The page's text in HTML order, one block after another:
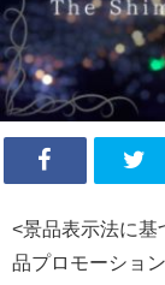
<景品表示法に基
品プロモーショ